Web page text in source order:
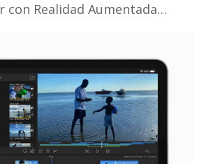
con Realidad Aumentada…